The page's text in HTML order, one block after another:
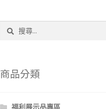
字:
商品分類
福利展示品專區